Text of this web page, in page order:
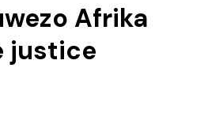
Afrika
justice